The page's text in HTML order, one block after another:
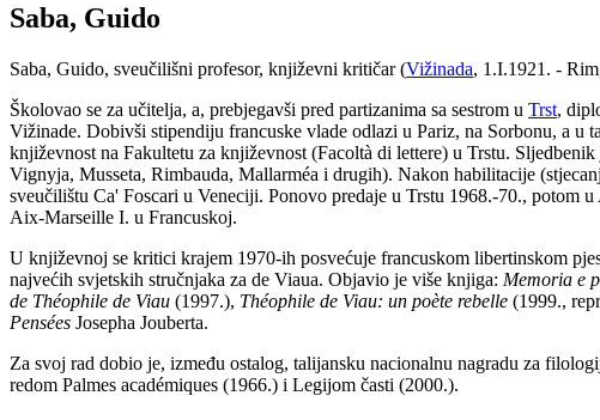
Saba, Guido
Saba, Guido, sveučilišni profesor, književni kritičar (Vižinada, 1.I.1921. -
Školovao se za učitelja, a, prebjegavši pred partizanima sa sestrom u Trst,
Vižinade. Dobivši stipendiju francuske vlade odlazi u Pariz, na Sorbonu, a
književnost na Fakultetu za književnost (Facoltà di lettere) u Trstu.
Vignyja, Musseta, Rimbauda, Mallarméa i drugih). Nakon habilitacije
sveučilištu Ca' Foscari u Veneciji. Ponovo predaje u Trstu 1968.-70., potom
Aix-Marseille I. u Francuskoj.
U književnoj se kritici krajem 1970-ih posvećuje francuskom libertinskom
najvećih svjetskih stručnjaka za de Viaua. Objavio je više knjiga: Memoria e
de Théophile de Viau (1997.), Théophile de Viau: un poète rebelle (1999.,
Pensées Josepha Jouberta.
Za svoj rad dobio je, između ostalog, talijansku nacionalnu nagradu za
redom Palmes académiques (1966.) i Legijom časti (2000.).